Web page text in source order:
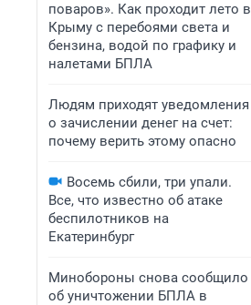
поваров». Как проходит лето в
Крыму с перебоями света и
бензина, водой по графику и
налетами БПЛА
Людям приходят уведомления
о зачислении денег на счет:
почему верить этому опасно
Восемь сбили, три упали.
Все, что известно об атаке
беспилотников на
Екатеринбург
Минобороны снова сообщило
об уничтожении БПЛА в